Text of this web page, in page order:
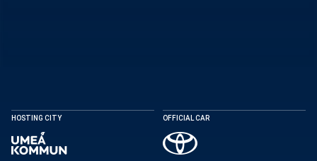
HOSTING CITY OFFICIAL CAR